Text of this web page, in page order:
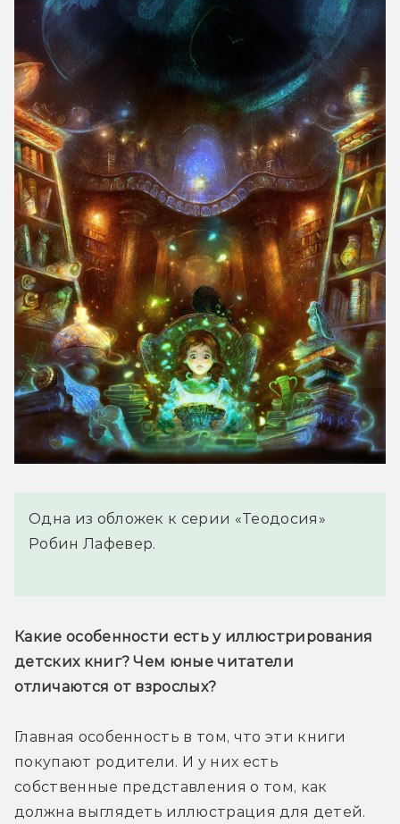
Одна из обложек к серии «Теодосия»
Робин Лафевер.
Какие особенности есть у иллюстрирования
детских книг? Чем юные читатели
отличаются от взрослых?
Главная особенность в том, что эти книги
покупают родители. И у них есть
собственные представления о том, как
должна выглядеть иллюстрация для детей.